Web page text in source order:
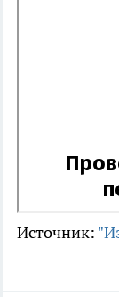
Источник: